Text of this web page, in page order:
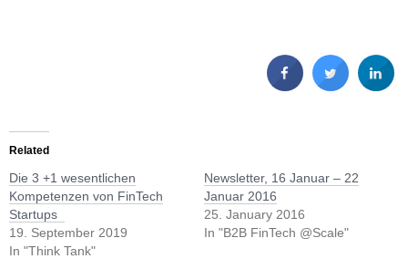
Related
Die 3 +1 wesentlichen
Kompetenzen von FinTech
Startups
19. September 2019
In "Think Tank"
Newsletter, 16 Januar – 22
Januar 2016
25. January 2016
In "B2B FinTech @Scale"